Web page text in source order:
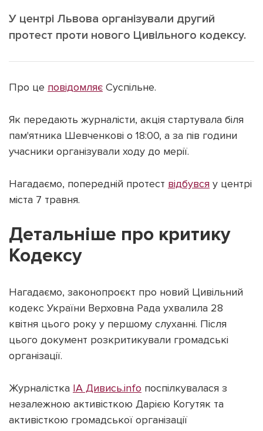
Зв'язатися з нами
Підтримати dyvys.info
У центрі Львова організували другий
протест проти нового Цивільного кодексу.
Про це повідомляє Суспільне.
Як передають журналісти, акція стартувала біля
пам'ятника Шевченкові о 18:00, а за пів години
учасники організували ходу до мерії.
Нагадаємо, попередній протест відбувся у центрі
міста 7 травня.
Детальніше про критику
Кодексу
Нагадаємо, законопроєкт про новий Цивільний
кодекс України Верховна Рада ухвалила 28
квітня цього року у першому слуханні. Після
цього документ розкритикували громадські
організації.
Журналістка ІА Дивись.info поспілкувалася з
незалежною активісткою Дарією Когутяк та
активісткою громадської організації